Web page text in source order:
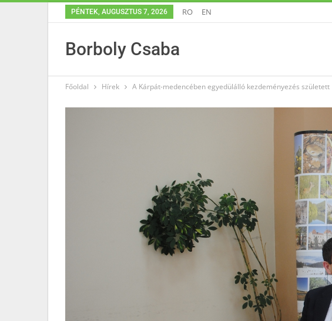
PÉNTEK, AUGUSZTUS 7, 2026 RO EN
Borboly Csaba
Főoldal Hírek A Kárpát-medencében egyedülálló kezdeményezés született